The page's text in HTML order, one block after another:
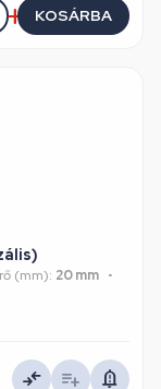
KOSÁRBA
(mm): 20 mm